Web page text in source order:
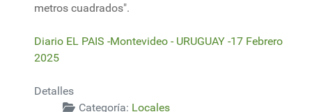
metros cuadrados".
Diario EL PAIS -Montevideo - URUGUAY -17 Febrero
2025
Detalles
Categoría: Locales